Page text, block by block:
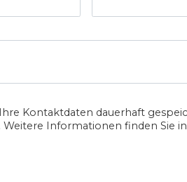
Kontaktdaten dauerhaft
Weitere Informationen finden Sie